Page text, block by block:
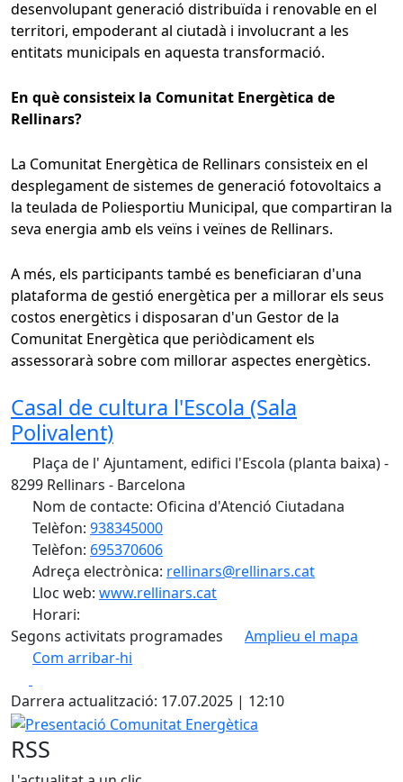
desenvolupant generació distribuïda i renovable en el
territori, empoderant al ciutadà i involucrant a les
entitats municipals en aquesta transformació.
En què consisteix la Comunitat Energètica de
Rellinars?
La Comunitat Energètica de Rellinars consisteix en el
desplegament de sistemes de generació fotovoltaics a
la teulada de Poliesportiu Municipal, que compartiran la
seva energia amb els veïns i veïnes de Rellinars.
A més, els participants també es beneficiaran d'una
plataforma de gestió energètica per a millorar els seus
costos energètics i disposaran d'un Gestor de la
Comunitat Energètica que periòdicament els
assessorarà sobre com millorar aspectes energètics.
Casal de cultura l'Escola (Sala
Polivalent)
Plaça de l' Ajuntament, edifici l'Escola (planta baixa) -
8299 Rellinars - Barcelona
Nom de contacte: Oficina d'Atenció Ciutadana
Telèfon: 938345000
Telèfon: 695370606
Adreça electrònica: rellinars@rellinars.cat
Lloc web: www.rellinars.cat
Horari:
Segons activitats programades
Amplieu el mapa
Com arribar-hi
+
−
Darrera actualització: 17.07.2025 | 12:10
Presentació Comunitat Energètica
RSS